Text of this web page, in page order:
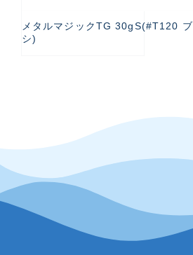
メタルマジックTG 30gS(#T120
シ)